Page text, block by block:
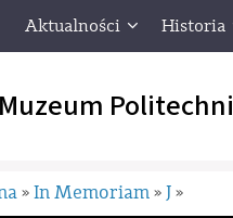
Aktualności Historia
Muzeum
» In Memoriam » J »